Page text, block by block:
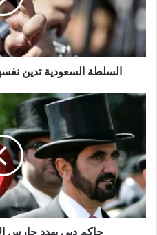
السلطة السعودية تدين
حاكم دبي يهدد حارس